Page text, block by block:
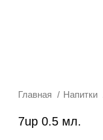
Главная Напитки
7up 0.5 мл.